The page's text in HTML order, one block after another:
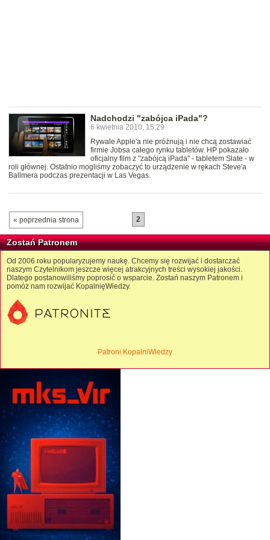
Nadchodzi "zabójca iPada"?
6 kwietnia 2010, 15:29
Rywale Apple'a nie próżnują i nie chcą zostawiać
firmie Jobsa całego rynku tabletów. HP pokazało
oficjalny film z "zabójcą iPada" - tabletem Slate - w
roli głównej. Ostatnio mogliśmy zobaczyć to urządzenie w rękach Steve'a
Ballmera podczas prezentacji w Las Vegas.
« poprzednia strona 2
Zostań Patronem
Od 2006 roku popularyzujemy naukę. Chcemy się rozwijać i dostarczać
naszym Czytelnikom jeszcze więcej atrakcyjnych treści wysokiej jakości.
Dlatego postanowiliśmy poprosić o wsparcie. Zostań naszym Patronem i
pomóż nam rozwijać KopalnięWiedzy.
Patroni KopalniWiedzy